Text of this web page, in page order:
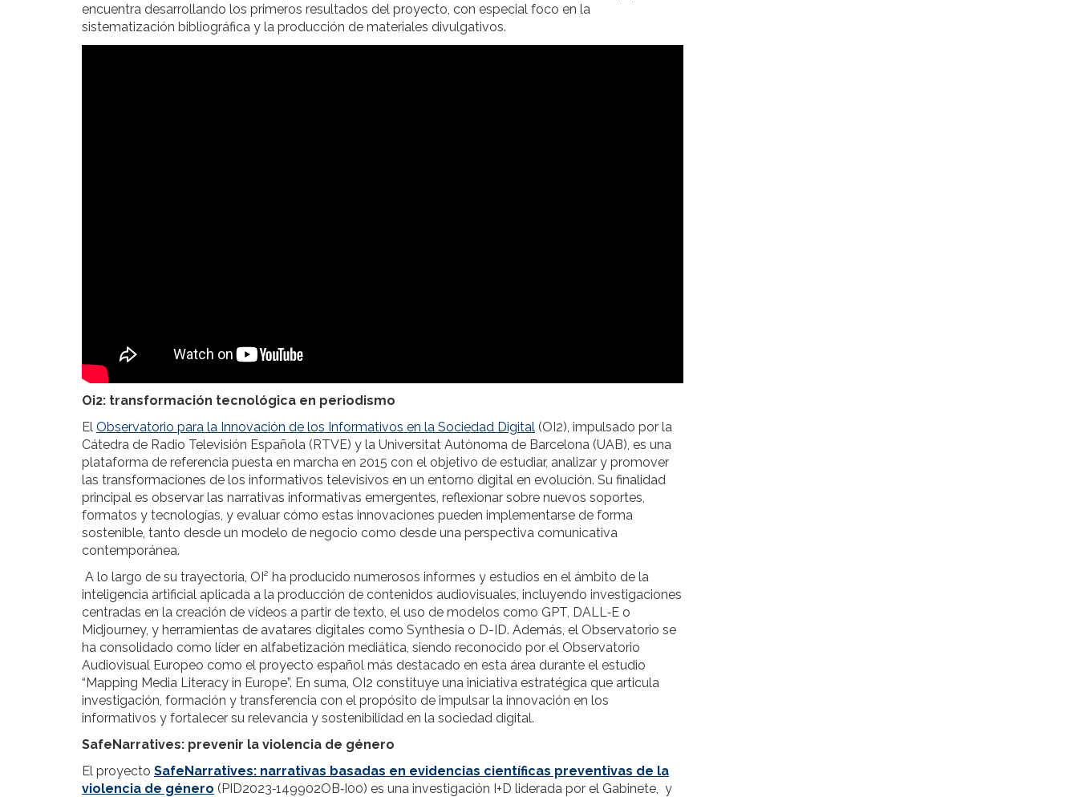
encuentra desarrollando los primeros resultados del proyecto, con especial foco en la
sistematización bibliográfica y la producción de materiales divulgativos.
Oi2: transformación tecnológica en periodismo
El Observatorio para la Innovación de los Informativos en la Sociedad Digital (OI2), impulsado por la
Cátedra de Radio Televisión Española (RTVE) y la Universitat Autònoma de Barcelona (UAB), es una
plataforma de referencia puesta en marcha en 2015 con el objetivo de estudiar, analizar y promover
las transformaciones de los informativos televisivos en un entorno digital en evolución. Su finalidad
principal es observar las narrativas informativas emergentes, reflexionar sobre nuevos soportes,
formatos y tecnologías, y evaluar cómo estas innovaciones pueden implementarse de forma
sostenible, tanto desde un modelo de negocio como desde una perspectiva comunicativa
contemporánea.
A lo largo de su trayectoria, OI² ha producido numerosos informes y estudios en el ámbito de la
inteligencia artificial aplicada a la producción de contenidos audiovisuales, incluyendo investigaciones
centradas en la creación de vídeos a partir de texto, el uso de modelos como GPT, DALL‑E o
Midjourney, y herramientas de avatares digitales como Synthesia o D-ID. Además, el Observatorio se
ha consolidado como líder en alfabetización mediática, siendo reconocido por el Observatorio
Audiovisual Europeo como el proyecto español más destacado en esta área durante el estudio
“Mapping Media Literacy in Europe”. En suma, OI2 constituye una iniciativa estratégica que articula
investigación, formación y transferencia con el propósito de impulsar la innovación en los
informativos y fortalecer su relevancia y sostenibilidad en la sociedad digital.
SafeNarratives: prevenir la violencia de género
El proyecto SafeNarratives: narrativas basadas en evidencias científicas preventivas de la
violencia de género (PID2023‑149902OB‑I00) es una investigación I+D liderada por el Gabinete, y